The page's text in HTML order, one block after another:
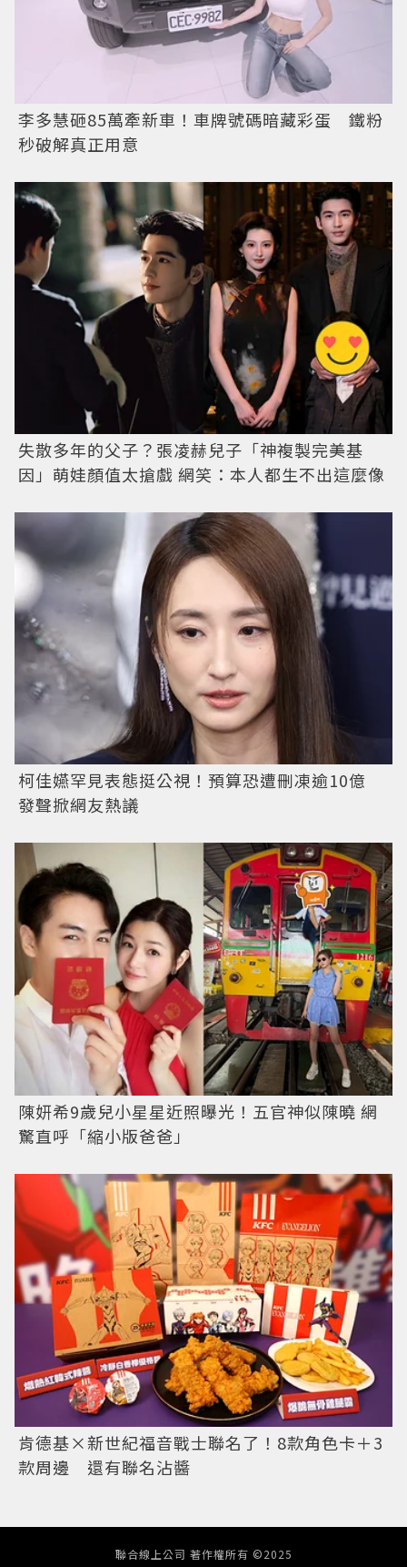
李多慧砸85萬牽新車！車牌號碼暗藏彩蛋 鐵粉
秒破解真正用意
失散多年的父子？張凌赫兒子「神複製完美基
因」萌娃顏值太搶戲 網笑：本人都生不出這麼像
柯佳嬿罕見表態挺公視！預算恐遭刪凍逾10億
發聲掀網友熱議
陳妍希9歲兒小星星近照曝光！五官神似陳曉 網
驚直呼「縮小版爸爸」
肯德基×新世紀福音戰士聯名了！8款角色卡＋3
款周邊 還有聯名沾醬
聯合線上公司 著作權所有 ©2025